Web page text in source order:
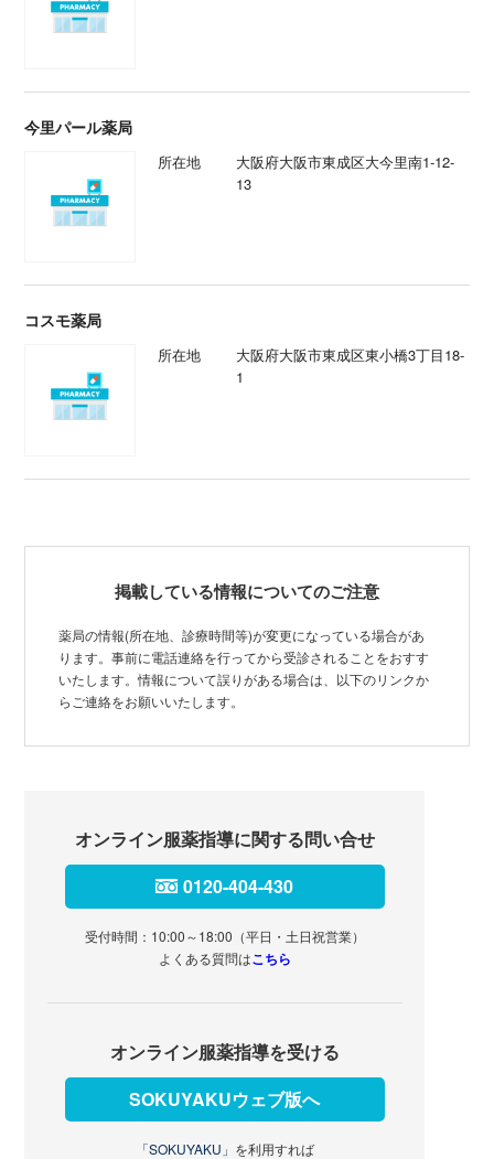
今里パール薬局
所在地
大阪府大阪市東成区大今里南1-12-
13
コスモ薬局
所在地
大阪府大阪市東成区東小橋3丁目18-
1
掲載している情報についてのご注意
薬局の情報(所在地、診療時間等)が変更になっている場合があ
ります。事前に電話連絡を行ってから受診されることをおすす
いたします。情報について誤りがある場合は、以下のリンクか
らご連絡をお願いいたします。
オンライン服薬指導に関する問い合せ
0120-404-430
受付時間：10:00～18:00（平日・土日祝営業）
よくある質問はこちら
オンライン服薬指導を受ける
SOKUYAKUウェブ版へ
「SOKUYAKU」 を利用すれば